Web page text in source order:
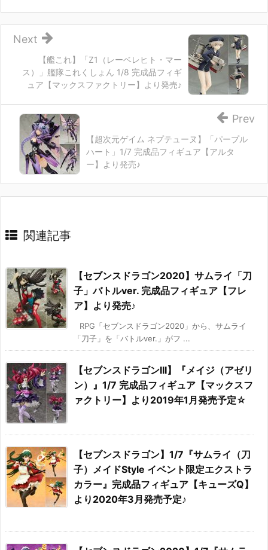
【艦これ】「Z1（レーベレヒト・マー
ス）」艦隊これくしょん 1/8 完成品フィギ
ュア【マックスファクトリー】より発売♪
Next
【超次元ゲイム ネプテューヌ】「パープル
ハート」1/7 完成品フィギュア【アルタ
ー】より発売♪
Prev
関連記事
【セブンスドラゴン2020】サムライ「刀
子」バトルver. 完成品フィギュア【フレ
ア】より発売♪
RPG「セブンスドラゴン2020」から、サムライ
「刀子」を「バトルver.」がフ ...
【セブンスドラゴンIII】『メイジ（アゼリ
ン）』1/7 完成品フィギュア【マックスフ
ァクトリー】より2019年1月発売予定☆
【セブンスドラゴン】1/7『サムライ（刀
子）メイドStyle イベント限定エクストラ
カラー』完成品フィギュア【キューズQ】
より2020年3月発売予定♪